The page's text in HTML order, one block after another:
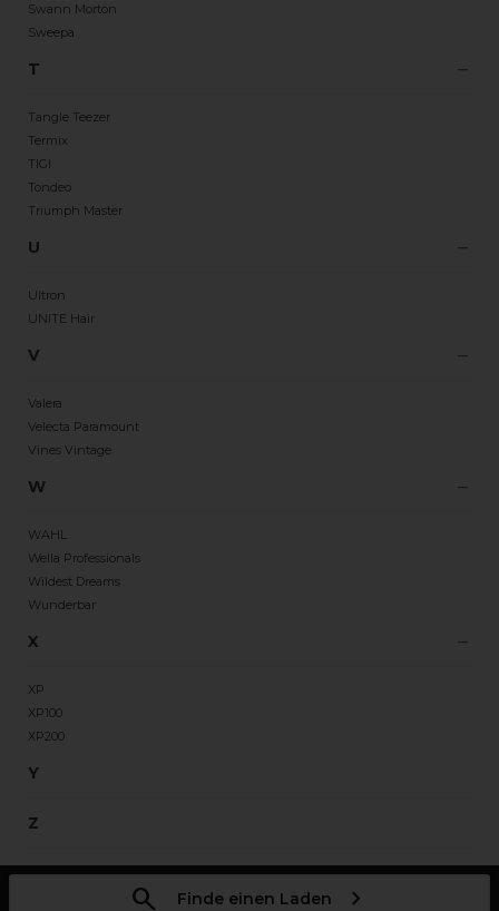
Swann Morton
Sweepa
T
Tangle Teezer
Termix
TIGI
Tondeo
Triumph Master
U
Ultron
UNITE Hair
V
Valera
Velecta Paramount
Vines Vintage
W
WAHL
Wella Professionals
Wildest Dreams
Wunderbar
X
XP
XP100
XP200
Y
Z
Finde einen Laden